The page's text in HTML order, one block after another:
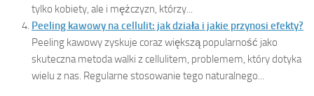
tylko kobiety, ale i mężczyzn, którzy...
Peeling kawowy na cellulit: jak działa i jakie przynosi efekty?
Peeling kawowy zyskuje coraz większą popularność jako
skuteczna metoda walki z cellulitem, problemem, który dotyka
wielu z nas. Regularne stosowanie tego naturalnego...